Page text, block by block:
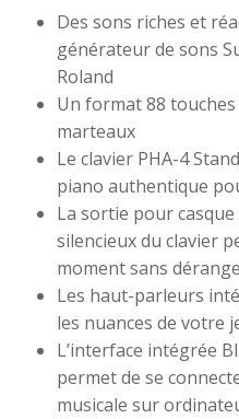
Des sons riches et
générateur de sons
Roland
Un format 88 touches
marteaux
Le clavier PHA-4
piano authentique
La sortie pour
silencieux du clavier
moment sans
Les haut-parleurs
les nuances de votre
L’interface intégrée
permet de se
musicale sur